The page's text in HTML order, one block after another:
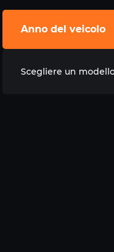
Anno del veicolo
Scegliere un